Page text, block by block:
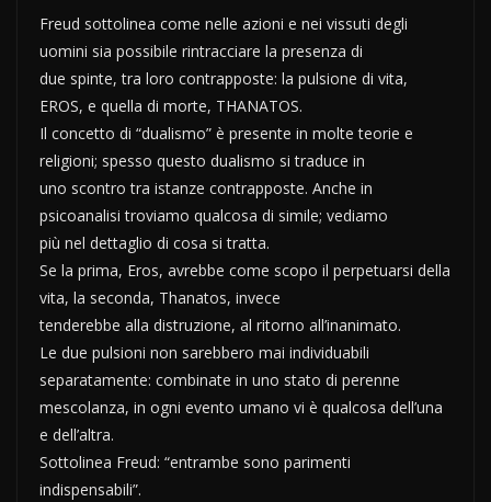
Freud sottolinea come nelle azioni e nei vissuti degli
uomini sia possibile rintracciare la presenza di
due spinte, tra loro contrapposte: la pulsione di vita,
EROS, e quella di morte, THANATOS.
Il concetto di “dualismo” è presente in molte teorie e
religioni; spesso questo dualismo si traduce in
uno scontro tra istanze contrapposte. Anche in
psicoanalisi troviamo qualcosa di simile; vediamo
più nel dettaglio di cosa si tratta.
Se la prima, Eros, avrebbe come scopo il perpetuarsi della
vita, la seconda, Thanatos, invece
tenderebbe alla distruzione, al ritorno all’inanimato.
Le due pulsioni non sarebbero mai individuabili
separatamente: combinate in uno stato di perenne
mescolanza, in ogni evento umano vi è qualcosa dell’una
e dell’altra.
Sottolinea Freud: “entrambe sono parimenti
indispensabili”.